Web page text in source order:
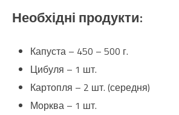
Необхідні продукти:
Капуста – 450 – 500 г.
Цибуля – 1 шт.
Картопля – 2 шт. (середня)
Морква – 1 шт.